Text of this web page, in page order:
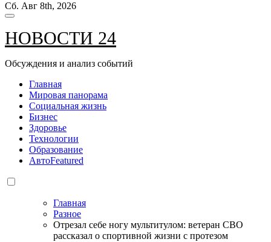
Сб. Авг 8th, 2026
НОВОСТИ 24
Обсуждения и анализ событий
Главная
Мировая панорама
Социальная жизнь
Бизнес
Здоровье
Технологии
Образование
АвтоFeatured
Главная
Разное
Отрезал себе ногу мультитулом: ветеран СВО
рассказал о спортивной жизни с протезом